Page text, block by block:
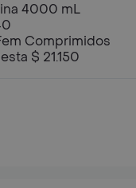
4000 mL
Comprimidos
$ 21.150